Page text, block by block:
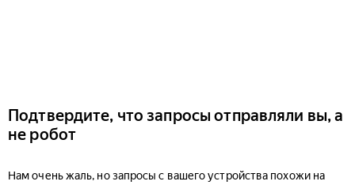
Подтвердите, что запросы отправляли вы, а
не робот
Нам очень жаль, но запросы с вашего устройства похожи на